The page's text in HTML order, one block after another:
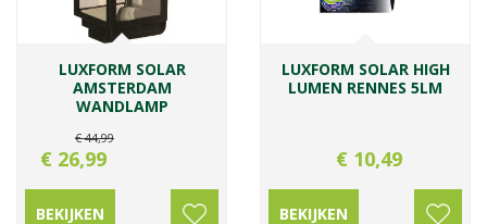
LUXFORM SOLAR
AMSTERDAM
WANDLAMP
€ 44,99
€ 26,99
BEKIJKEN
LUXFORM SOLAR HIGH
LUMEN RENNES 5LM
€ 10,49
BEKIJKEN